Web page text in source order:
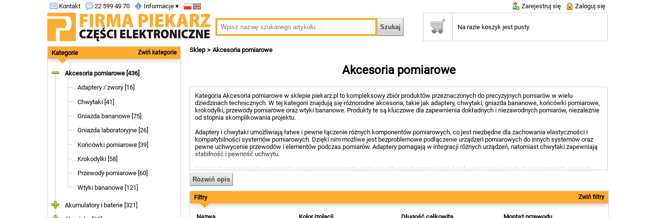
Kontakt 22 599 49 70 Informacje ▾ Zarejestruj się Zaloguj się
Na razie koszyk jest pusty.
Kategorie Zwiń kategorie
Akcesoria pomiarowe [436]
Adaptery / zwory [16]
Chwytaki [41]
Gniazda bananowe [75]
Gniazda laboratoryjne [26]
Końcówki pomiarowe [39]
Krokodylki [58]
Przewody pomiarowe [60]
Wtyki bananowe [121]
Akumulatory i baterie [321]
Sklep Akcesoria pomiarowe
Akcesoria pomiarowe
Kategoria Akcesoria pomiarowe w sklepie piekarz.pl to kompleksowy zbiór produktów przeznaczonych do precyzyjnych pomiarów w wielu
dziedzinach technicznych. W tej kategorii znajdują się różnorodne akcesoria, takie jak adaptery, chwytaki, gniazda bananowe, końcówki pomiarowe,
krokodylki, przewody pomiarowe oraz wtyki bananowe. Produkty te są kluczowe dla zapewnienia dokładnych i niezawodnych pomiarów, niezależnie
od stopnia skomplikowania projektu.
Adaptery i chwytaki umożliwiają łatwe i pewne łączenie różnych komponentów pomiarowych, co jest niezbędne dla zachowania elastyczności i
kompatybilności systemów pomiarowych. Dzięki nim możliwe jest bezproblemowe podłączenie urządzeń pomiarowych do innych systemów oraz
pewne uchwycenie przewodów i elementów podczas pomiarów. Adaptery pomagają w integracji różnych urządzeń, natomiast chwytaki zapewniają
stabilność i pewność uchwytu.
Gniazda bananowe i laboratoryjne to podstawowe elementy, które umożliwiają tworzenie stabilnych połączeń w układach pomiarowych. Gniazda
bananowe charakteryzują się uniwersalnością i łatwością użycia, co sprawia, że są popularnym wyborem w wielu zastosowaniach. Gniazda
laboratoryjne natomiast zapewniają bezpieczne i stabilne połączenia, nawet w bardziej wymagających warunkach, co jest kluczowe dla dokładności
pomiarów.
Końcówki pomiarowe odgrywają istotną rolę w każdym zestawie pomiarowym, pozwalając na precyzyjne dokonywanie pomiarów. Są dostępne w
różnych kształtach i rozmiarach, co umożliwia dostosowanie ich do specyficznych wymagań pomiarowych. Dzięki wysokiej jakości wykonania,
Rozwiń opis
Filtry Zwiń filtry